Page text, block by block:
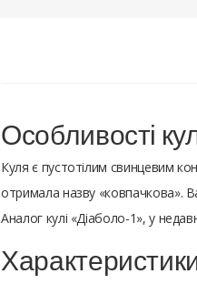
Особливості
Куля є пустотілим свинцевим
отримала назву «ковпачкова».
Аналог кулі «Діаболо-1», у